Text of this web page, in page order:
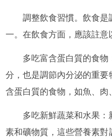
調整飲食習慣。飲食是
一。在飲食方面，應該註意
多吃富含蛋白質的食
分，也是調節內分泌的重
含蛋白質的食物，如魚、肉
多吃新鮮蔬菜和水果
素和礦物質，這些營養素